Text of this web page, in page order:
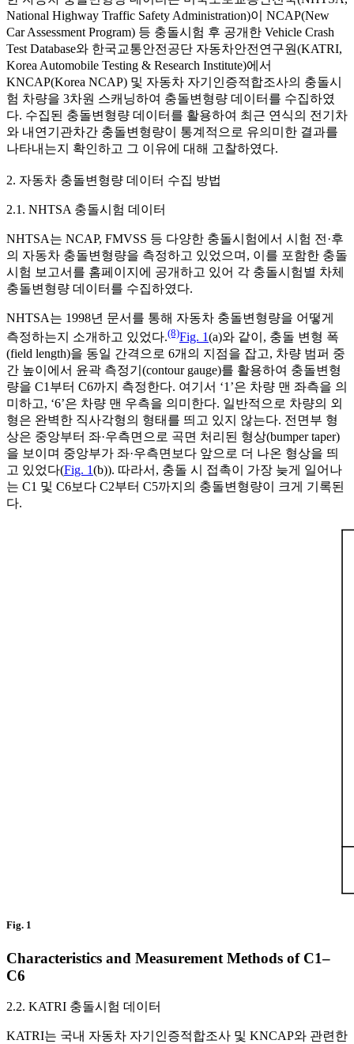
National Highway Traffic Safety Administration)이 NCAP(New
Car Assessment Program) 등 충돌시험 후 공개한 Vehicle Crash
Test Database와 한국교통안전공단 자동차안전연구원(KATRI,
Korea Automobile Testing & Research Institute)에서
KNCAP(Korea NCAP) 및 자동차 자기인증적합조사의 충돌시
험 차량을 3차원 스캐닝하여 충돌변형량 데이터를 수집하였
다. 수집된 충돌변형량 데이터를 활용하여 최근 연식의 전기차
와 내연기관차간 충돌변형량이 통계적으로 유의미한 결과를
나타내는지 확인하고 그 이유에 대해 고찰하였다.
2. 자동차 충돌변형량 데이터 수집 방법
2.1. NHTSA 충돌시험 데이터
NHTSA는 NCAP, FMVSS 등 다양한 충돌시험에서 시험 전·후
의 자동차 충돌변형량을 측정하고 있었으며, 이를 포함한 충돌
시험 보고서를 홈페이지에 공개하고 있어 각 충돌시험별 차체
충돌변형량 데이터를 수집하였다.
NHTSA는 1998년 문서를 통해 자동차 충돌변형량을 어떻게
측정하는지 소개하고 있었다.(8)Fig. 1(a)와 같이, 충돌 변형 폭
(field length)을 동일 간격으로 6개의 지점을 잡고, 차량 범퍼 중
간 높이에서 윤곽 측정기(contour gauge)를 활용하여 충돌변형
량을 C1부터 C6까지 측정한다. 여기서 ‘1’은 차량 맨 좌측을 의
미하고, ‘6’은 차량 맨 우측을 의미한다. 일반적으로 차량의 외
형은 완벽한 직사각형의 형태를 띄고 있지 않는다. 전면부 형
상은 중앙부터 좌·우측면으로 곡면 처리된 형상(bumper taper)
을 보이며 중앙부가 좌·우측면보다 앞으로 더 나온 형상을 띄
고 있었다(Fig. 1(b)). 따라서, 충돌 시 접촉이 가장 늦게 일어나
는 C1 및 C6보다 C2부터 C5까지의 충돌변형량이 크게 기록된
다.
Fig. 1
Characteristics and Measurement Methods of C1–
C6
2.2. KATRI 충돌시험 데이터
KATRI는 국내 자동차 자기인증적합조사 및 KNCAP와 관련한